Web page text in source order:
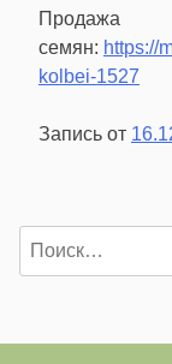
Продажа
семян: https://
kolbei-1527
Запись от
Найти: